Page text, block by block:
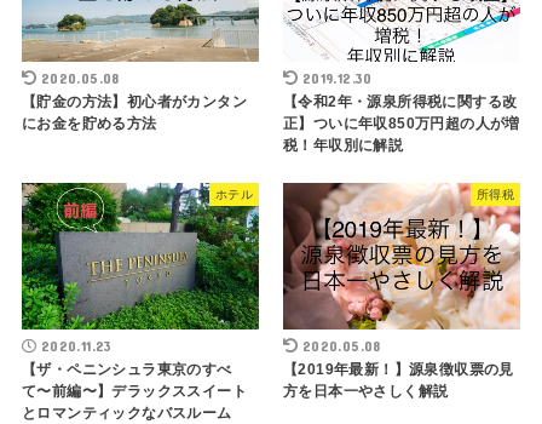
2020.05.08
【貯金の方法】初心者がカンタン
にお金を貯める方法
2019.12.30
【令和2年・源泉所得税に関する改
正】ついに年収850万円超の人が増
税！年収別に解説
ホテル
2020.11.23
【ザ・ペニンシュラ東京のすべ
て〜前編〜】デラックススイート
とロマンティックなバスルーム
所得税
2020.05.08
【2019年最新！】源泉徴収票の見
方を日本一やさしく解説